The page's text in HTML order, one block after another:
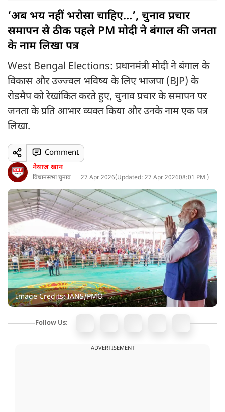
‘अब भय नहीं भरोसा चाहिए…’, चुनाव प्रचार
समापन से ठीक पहले PM मोदी ने बंगाल की जनता
के नाम लिखा पत्र
West Bengal Elections: प्रधानमंत्री मोदी ने बंगाल के
विकास और उज्ज्वल भविष्य के लिए भाजपा (BJP) के
रोडमैप को रेखांकित करते हुए, चुनाव प्रचार के समापन पर
जनता के प्रति आभार व्यक्त किया और उनके नाम एक पत्र
लिखा.
नेयाज खान
विधानसभा चुनाव 27 Apr 2026(Updated: 27 Apr 202608:01 PM )
Comment
Image Credits: IANS/PMO
Follow Us:
ADVERTISEMENT